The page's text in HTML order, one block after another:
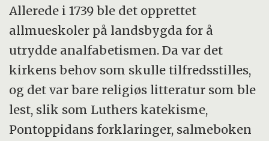
Allerede i 1739 ble det opprettet
allmueskoler på landsbygda for å
utrydde analfabetismen. Da var det
kirkens behov som skulle tilfredsstilles,
og det var bare religiøs litteratur som ble
lest, slik som Luthers katekisme,
Pontoppidans forklaringer, salmeboken